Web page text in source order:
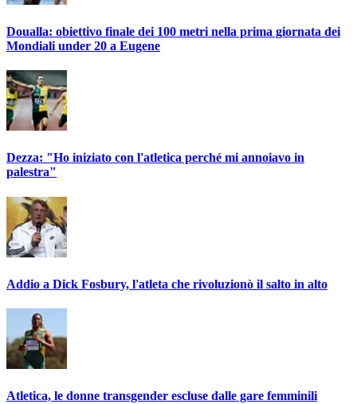
Doualla: obiettivo finale dei 100 metri nella prima giornata dei
Mondiali under 20 a Eugene
Dezza: "Ho iniziato con l'atletica perché mi annoiavo in
palestra"
Addio a Dick Fosbury, l'atleta che rivoluzionò il salto in alto
Atletica, le donne transgender escluse dalle gare femminili